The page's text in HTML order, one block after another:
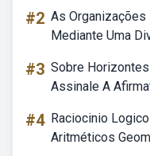
#2 As Organizações
Mediante Uma
#3 Sobre
Assinale A
#4 Raciocinio
Aritméticos